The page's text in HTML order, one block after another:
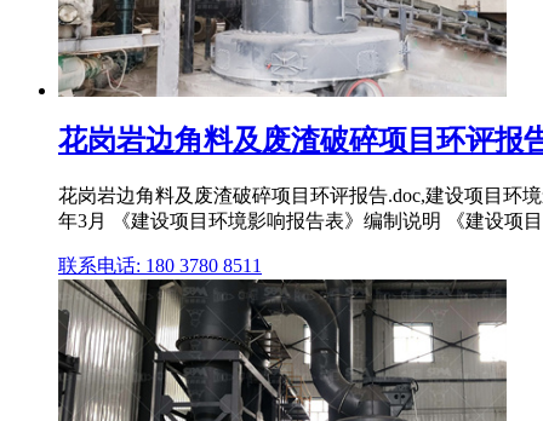
花岗岩边角料及废渣破碎项目环评报
花岗岩边角料及废渣破碎项目环评报告.doc,建设项目环
年3月 《建设项目环境影响报告表》编制说明 《建设项
联系电话: 180 3780 8511